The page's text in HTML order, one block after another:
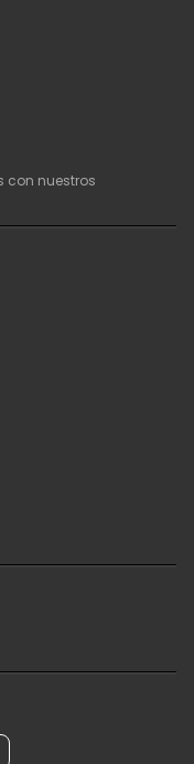
con nuestros